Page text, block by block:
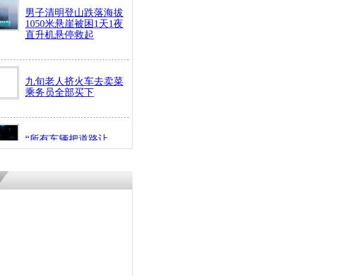
男子清明登山跌落海拔
1050米悬崖被困1天1夜
直升机悬停救起
九旬老人挤火车去卖菜
乘务员全部买下
“所有车辆把道路让
开！”儿童突发疾病交